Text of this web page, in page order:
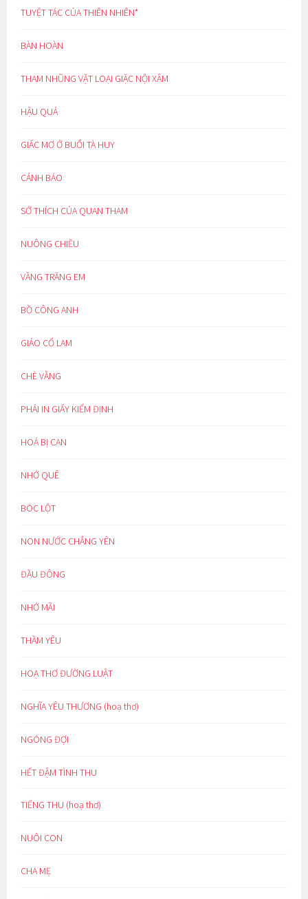
TUYỆT TÁC CỦA THIÊN NHIÊN*
BÀN HOÀN
THAM NHŨNG VẶT LOẠI GIẶC NỘI XÂM
HẬU QUẢ
GIẤC MƠ Ở BUỔI TÀ HUY
CẢNH BÁO
SỞ THÍCH CỦA QUAN THAM
NUÔNG CHIỀU
VẦNG TRĂNG EM
BỒ CÔNG ANH
GIẢO CỔ LAM
CHÈ VẰNG
PHẢI IN GIẤY KIỂM ĐỊNH
HOÁ BỊ CAN
NHỚ QUÊ
BÓC LỘT
NON NƯỚC CHẲNG YÊN
ĐẦU ĐÔNG
NHỚ MÃI
THẦM YÊU
HOẠ THƠ ĐƯỜNG LUẬT
NGHĨA YÊU THƯƠNG (hoạ thơ)
NGÓNG ĐỢI
HẾT ĐẬM TÌNH THU
TIẾNG THU (hoạ thơ)
NUÔI CON
CHA MẸ